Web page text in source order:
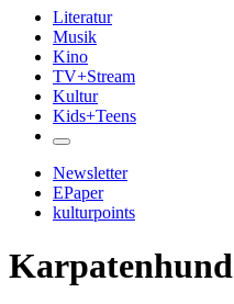
Literatur
Musik
Kino
TV+Stream
Kultur
Kids+Teens
Newsletter
EPaper
kulturpoints
Karpatenhund